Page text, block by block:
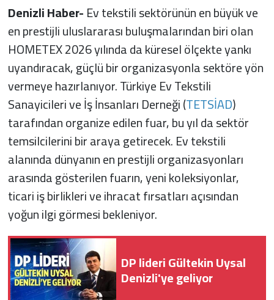
Denizli Haber-Ev tekstili sektörünün en büyük ve
en prestijli uluslararası buluşmalarından biri olan
HOMETEX 2026 yılında da küresel ölçekte yankı
uyandıracak, güçlü bir organizasyonla sektöre yön
vermeye hazırlanıyor. Türkiye Ev Tekstili
Sanayicileri ve İş İnsanları Derneği (TETSİAD)
tarafından organize edilen fuar, bu yıl da sektör
temsilcilerini bir araya getirecek. Ev tekstili
alanında dünyanın en prestijli organizasyonları
arasında gösterilen fuarın, yeni koleksiyonlar,
ticari iş birlikleri ve ihracat fırsatları açısından
yoğun ilgi görmesi bekleniyor.
DP lideri Gültekin Uysal
Denizli'ye geliyor